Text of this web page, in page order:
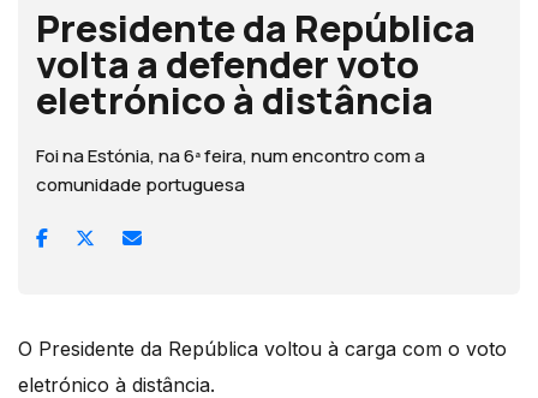
Presidente da República
volta a defender voto
eletrónico à distância
Foi na Estónia, na 6ª feira, num encontro com a
comunidade portuguesa
O Presidente da República voltou à carga com o voto
eletrónico à distância.